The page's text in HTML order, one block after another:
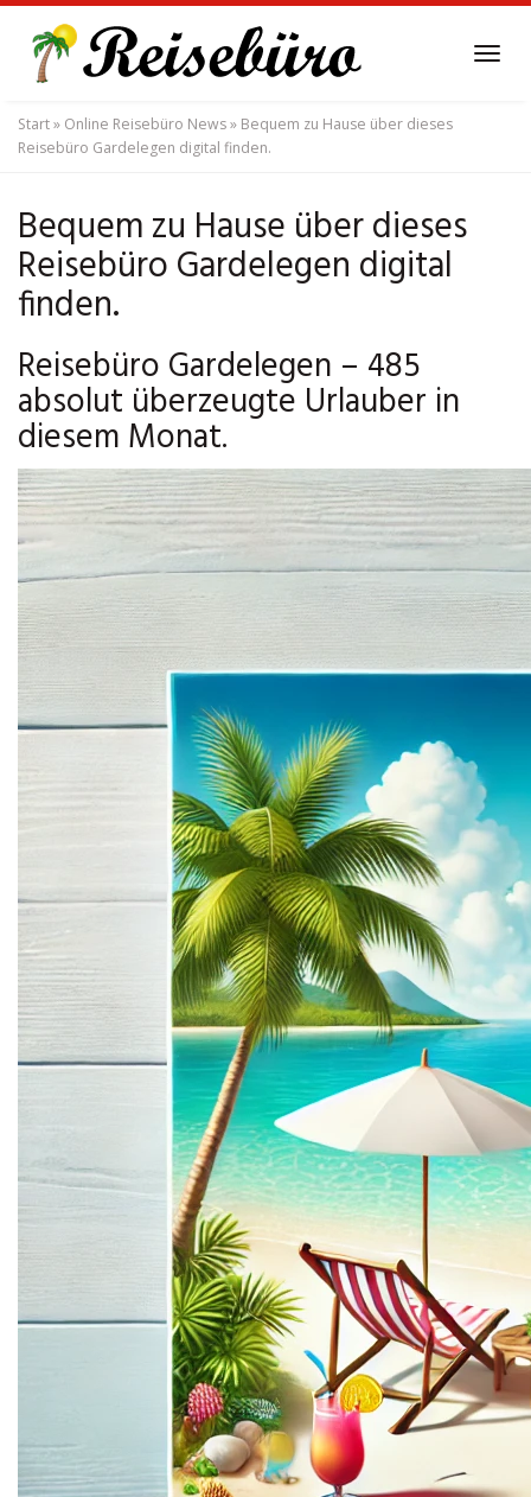
main
content
Start» Online Reisebüro News» Bequem zu Hause über dieses
Reisebüro Gardelegen digital finden.
Bequem zu Hause über dieses
Reisebüro Gardelegen digital
finden.
Reisebüro Gardelegen – 485
absolut überzeugte Urlauber in
diesem Monat.